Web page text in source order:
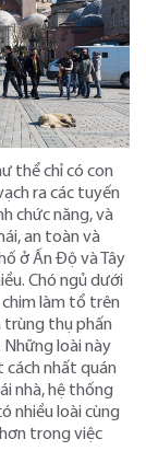
thể chỉ có con
ra các tuyến
chức năng, và
an toàn và
ở Ấn Độ và Tây
Chó ngủ dưới
chim làm tổ trên
trùng thụ phấn
loài này
cách nhất quán
nhà, hệ thống
nhiều loài cùng
trong việc